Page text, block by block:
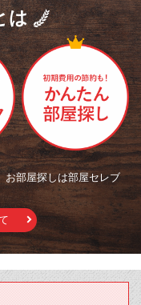
は
お部屋探しは部屋セレブ